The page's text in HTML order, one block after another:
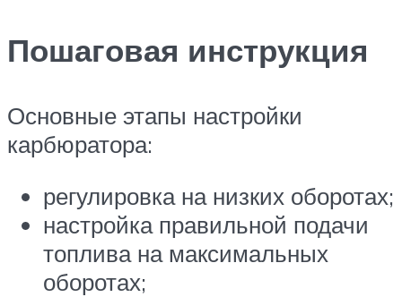
Пошаговая инструкция
Основные этапы настройки
карбюратора:
регулировка на низких оборотах;
настройка правильной подачи
топлива на максимальных
оборотах;